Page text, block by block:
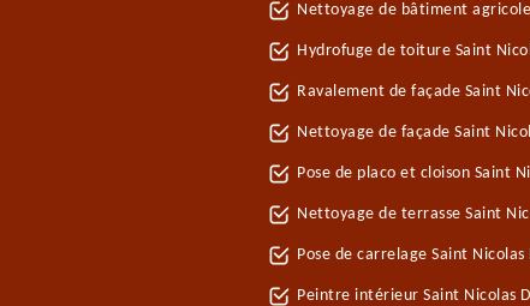
Nettoyage de bâtiment
Hydrofuge de toiture Saint
Ravalement de façade Saint
Nettoyage de façade Saint
Pose de placo et cloison Saint
Nettoyage de terrasse Saint
Pose de carrelage Saint Nicolas
Peintre intérieur Saint Nicolas